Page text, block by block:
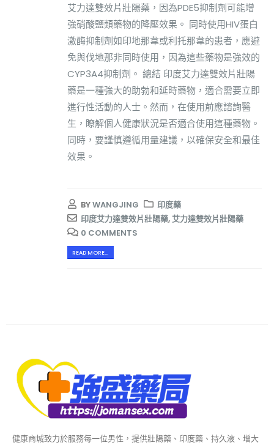
艾力達雙效片壯陽藥，因為PDE5抑制劑可能增
強硝酸鹽類藥物的降壓效果。 同時使用HIV蛋白
激酶抑制劑如印地那韋或利托那韋的患者，應避
免與伐地那非同時使用，因為這些藥物是強效的
CYP3A4抑制劑。 總結 印度艾力達雙效片壯陽
藥是一種強大的助勃和延時藥物，適合需要立即
進行性活動的人士。然而，在使用前應諮詢醫
生，瞭解個人健康狀況是否適合使用這種藥物。
同時，要謹慎遵循用量建議，以確保安全和最佳
效果。
BYWANGJING
印度藥
印度艾力達雙效片壯陽藥,艾力達雙效片壯陽藥
0 COMMENTS
READ MORE...
健康商城致力於服務每一位男性，提供壯陽藥、印度藥、持久液、增大